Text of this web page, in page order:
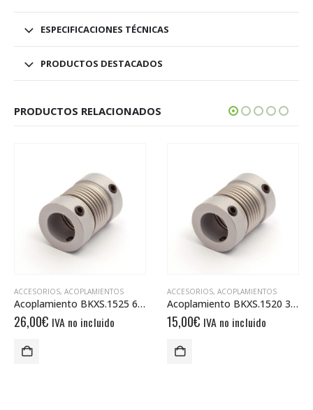
ESPECIFICACIONES TÉCNICAS
PRODUCTOS DESTACADOS
PRODUCTOS RELACIONADOS
ACCESORIOS, ACOPLAMIENTOS
Acoplamiento BKXS.1525 6/6
26,00€ IVA no incluido
ACCESORIOS, ACOPLAMIENTOS
Acoplamiento BKXS.1520 3/3
15,00€ IVA no incluido